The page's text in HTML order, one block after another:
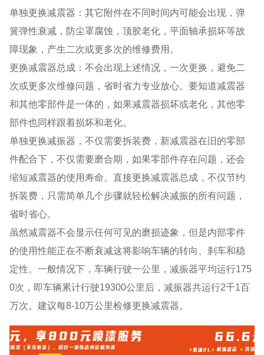
单独更换减震器：其它附件在不同时间内可能会出现，弹
簧弹性衰减，防尘罩腐蚀，顶胶老化，平面轴承损坏等故
障现象，产生二次或更多次的维修费用。
更换减震器总成：不会出现上述情况，一次更换，避免二
次或更多次维修问题，省时省力专业放心。要知道减震器
和其他零部件是一体的，如果减震器损坏或老化，其他零
部件也同样跟着损坏和老化。
单独更换减振器，不仅需要拆装费，新减震器在旧的零部
件配合下，不仅需要磨合期，如果零部件存在问题，还会
缩短减震器的使用寿命。直接更换减震器总成，不仅节约
拆装费，只需简单几个步骤就轻松解决减振的所有问题，
省时省心。
虽然减震器不会显示任何可见的磨损迹象，但是内部零件
的使用性能正在不断衰减这将影响车辆的转向、刹车和稳
定性。一般情况下，车辆行驶一公里，减振器平均运行175
0次，即车辆累计行驶19300公里后，减振器共运行2千1百
万次。建议每8-10万公里检修更换减震器。